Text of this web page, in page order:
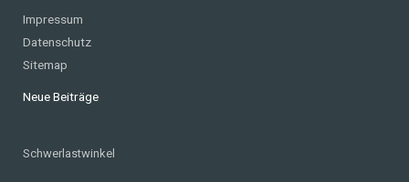
Impressum
Datenschutz
Sitemap
Neue Beiträge
Schwerlastwinkel